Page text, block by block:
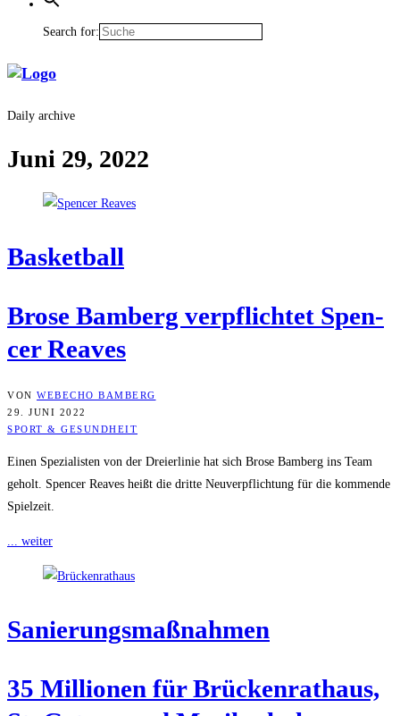
Search for:
Daily archive
Juni 29, 2022
Bas­ket­ball
Bro­se Bam­berg ver­pflich­tet Spen­
cer Reaves
VON WEBECHO BAMBERG
29. JUNI 2022
SPORT & GESUNDHEIT
Einen Spezialisten von der Dreierlinie hat sich Brose Bamberg ins Team
geholt. Spencer Reaves heißt die dritte Neuverpflichtung für die kommende
Spielzeit.
... weiter
Sanie­rungs­maß­nah­men
35 Mil­lio­nen für Brü­cken­rat­haus,